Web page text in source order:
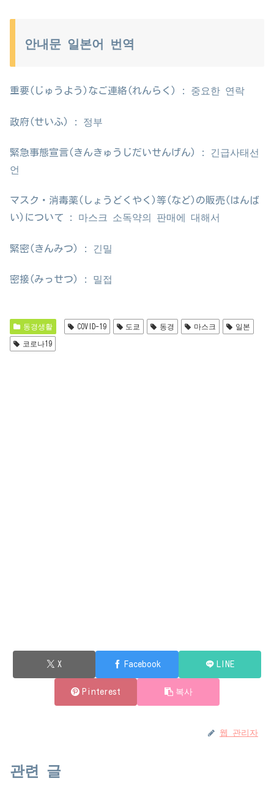
안내문 일본어 번역
重要(じゅうよう)なご連絡(れんらく) : 중요한 연락
政府(せいふ) : 정부
緊急事態宣言(きんきゅうじだいせんげん) : 긴급사태선
언
マスク・消毒薬(しょうどくやく)等(など)の販売(はんば
い)について : 마스크 소독약의 판매에 대해서
緊密(きんみつ) : 긴밀
密接(みっせつ) : 밀접
동경생활 COVID-19 도쿄 동경 마스크 일본
코로나19
X Facebook LINE
Pinterest 복사
웹 관리자
관련 글